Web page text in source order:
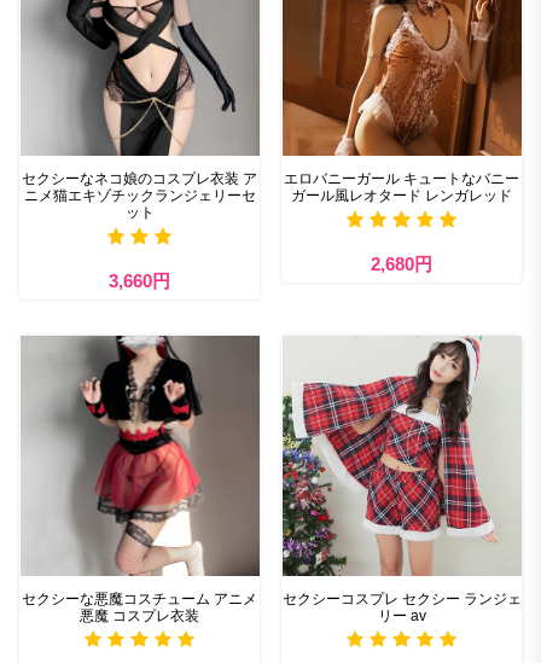
セクシーなネコ娘のコスプレ衣装 ア
ニメ猫エキゾチックランジェリーセ
ット
3,660円
エロバニーガール キュートなバニー
ガール風レオタード レンガレッド
2,680円
セクシーな悪魔コスチューム アニメ
悪魔 コスプレ衣装
セクシーコスプレ セクシー ランジェ
リー av